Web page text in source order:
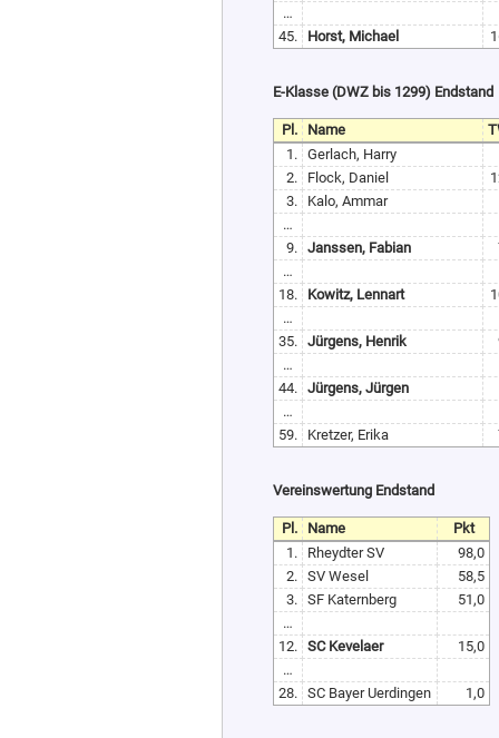
…
45.
Horst, Michael
E-Klasse (DWZ bis 1299) Endstand
Pl. Name
1.
Gerlach, Harry
2.
Flock, Daniel
3.
Kalo, Ammar
…
9.
Janssen, Fabian
…
18.
Kowitz, Lennart
…
35.
Jürgens, Henrik
…
44.
Jürgens, Jürgen
…
59.
Kretzer, Erika
Vereinswertung Endstand
Pl. Name
Pkt
1.
Rheydter SV
98,0
2.
SV Wesel
58,5
3.
SF Katernberg
51,0
…
12.
SC Kevelaer
15,0
…
28.
SC Bayer Uerdingen 1,0